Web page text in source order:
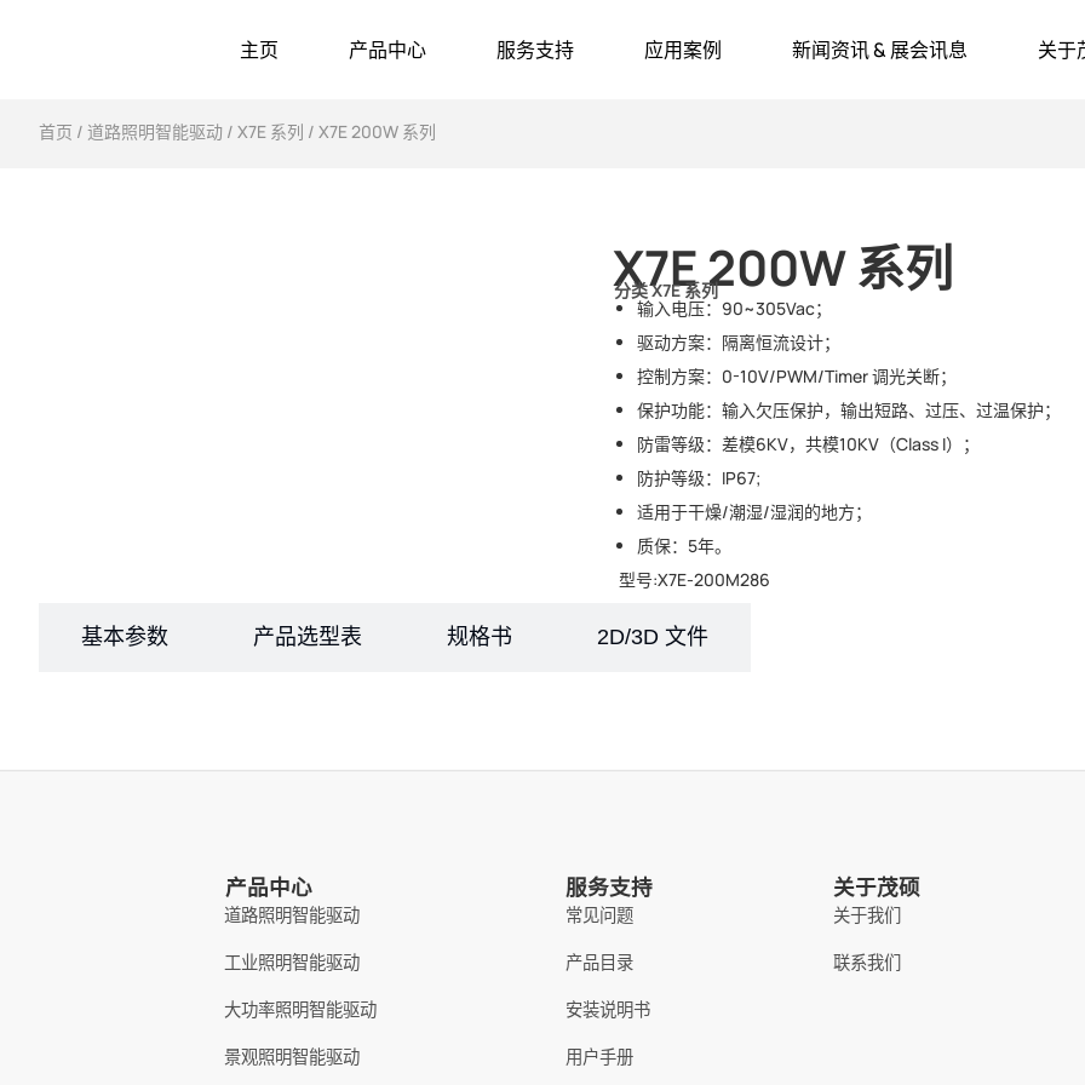
主页 产品中心 服务支持 应用案例 新闻资讯 & 展会讯息 关于
首页 / 道路照明智能驱动 / X7E 系列 / X7E 200W 系列
X7E 200W 系列
分类X7E 系列
输入电压：90~305Vac；
驱动方案：隔离恒流设计；
控制方案：0-10V/PWM/Timer 调光关断；
保护功能：输入欠压保护，输出短路、过压、过温保护；
防雷等级：差模6KV，共模10KV（Class I）；
防护等级：IP67;
适用于干燥/潮湿/湿润的地方；
质保：5年。
型号:X7E-200M286
基本参数 产品选型表 规格书 2D/3D 文件
产品中心
道路照明智能驱动
工业照明智能驱动
大功率照明智能驱动
景观照明智能驱动
服务支持
常见问题
产品目录
安装说明书
用户手册
关于茂硕
关于我们
联系我们